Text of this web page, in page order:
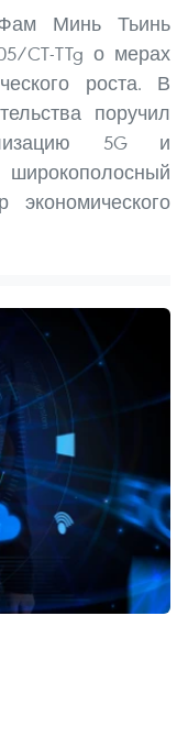
Фам Минь Тьинь
CT-TTg о мерах
роста. В
поручил
5G и
широкополосный